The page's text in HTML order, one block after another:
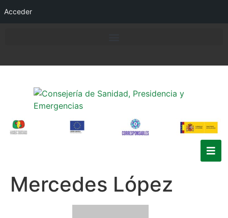
Acceder
Mercedes López